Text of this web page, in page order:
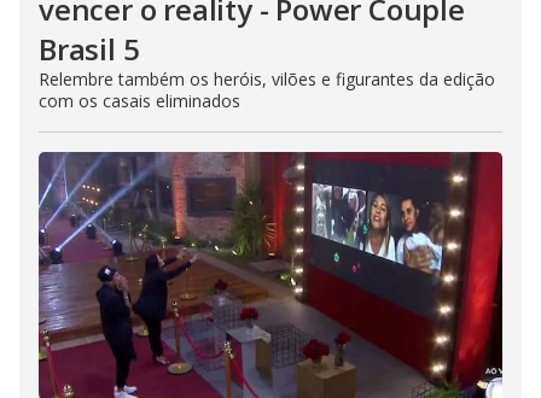
vencer o reality - Power Couple
Brasil 5
Relembre também os heróis, vilões e figurantes da edição
com os casais eliminados